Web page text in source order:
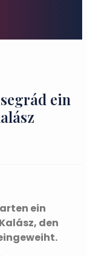
ein
ein
den